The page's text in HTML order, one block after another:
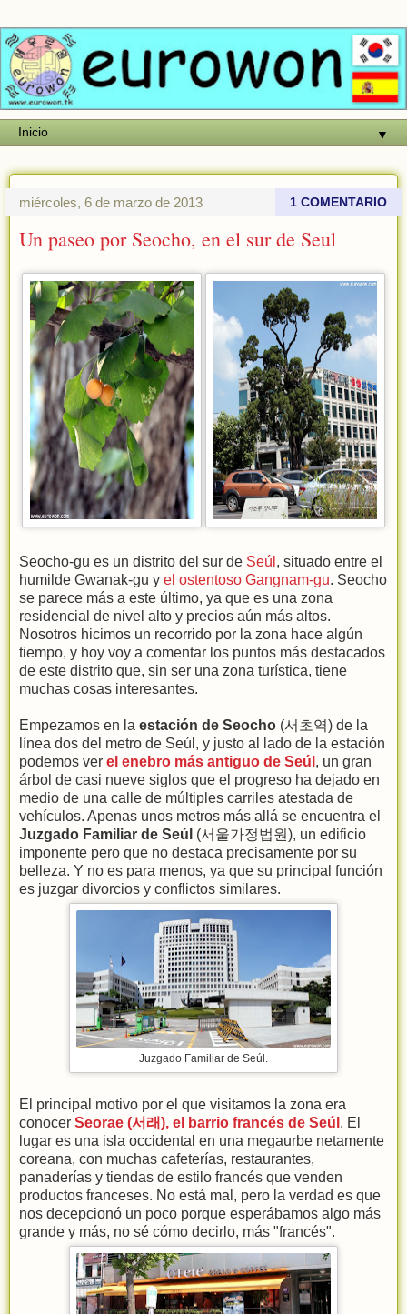
▼
miércoles, 6 de marzo de 2013 1 COMENTARIO
Un paseo por Seocho, en el sur de Seul
Seocho-gu es un distrito del sur de Seúl , situado entre el
humilde Gwanak-gu y el ostentoso Gangnam-gu. Seocho
se parece más a este último, ya que es una zona
residencial de nivel alto y precios aún más altos.
Nosotros hicimos un recorrido por la zona hace algún
tiempo, y hoy voy a comentar los puntos más destacados
de este distrito que, sin ser una zona turística, tiene
muchas cosas interesantes.
Empezamos en la estación de Seocho (서초역) de la
línea dos del metro de Seúl, y justo al lado de la estación
podemos ver el enebro más antiguo de Seúl , un gran
árbol de casi nueve siglos que el progreso ha dejado en
medio de una calle de múltiples carriles atestada de
vehículos. Apenas unos metros más allá se encuentra el
Juzgado Familiar de Seúl (서울가정법원), un edificio
imponente pero que no destaca precisamente por su
belleza. Y no es para menos, ya que su principal función
es juzgar divorcios y conflictos similares.
Juzgado Familiar de Seúl.
El principal motivo por el que visitamos la zona era
conocer Seorae (서래), el barrio francés de Seúl . El
lugar es una isla occidental en una megaurbe netamente
coreana, con muchas cafeterías, restaurantes,
panaderías y tiendas de estilo francés que venden
productos franceses. No está mal, pero la verdad es que
nos decepcionó un poco porque esperábamos algo más
grande y más, no sé cómo decirlo, más "francés".